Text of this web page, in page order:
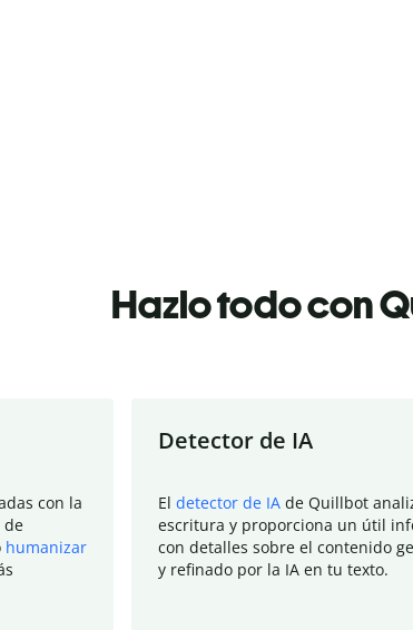
Hazlo todo con
con la
de
humanizar
Detector de IA
El detector de IA de Quillbot
escritura y proporciona un útil
con detalles sobre el contenido
y refinado por la IA en tu texto.